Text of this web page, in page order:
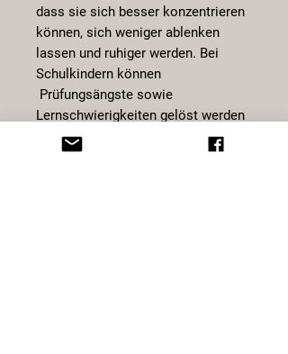
dass sie sich besser konzentrieren
können, sich weniger ablenken
lassen und ruhiger werden. Bei
Schulkindern können
Prüfungsängste sowie
Lernschwierigkeiten gelöst werden
sowie bei Kleinkindern unerklärliche
Schreiphasen.